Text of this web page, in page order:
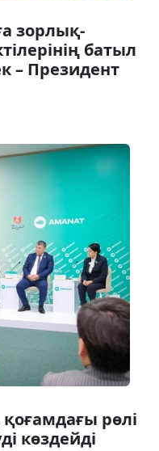
зорлық-
батыл
– Президент
рөлі
көздейді